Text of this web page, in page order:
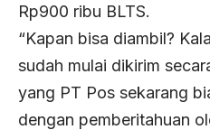
Rp900 ribu BLTS.
“Kapan bisa diambil?
sudah mulai dikirim
yang PT Pos sekarang
dengan pemberitahuan